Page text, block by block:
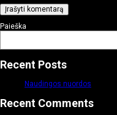
Paieška
Recent Posts
Naudingos nuordos
Recent Comments